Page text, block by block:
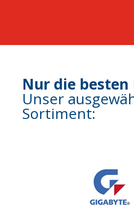
Nur die besten
Unser
Sortiment: